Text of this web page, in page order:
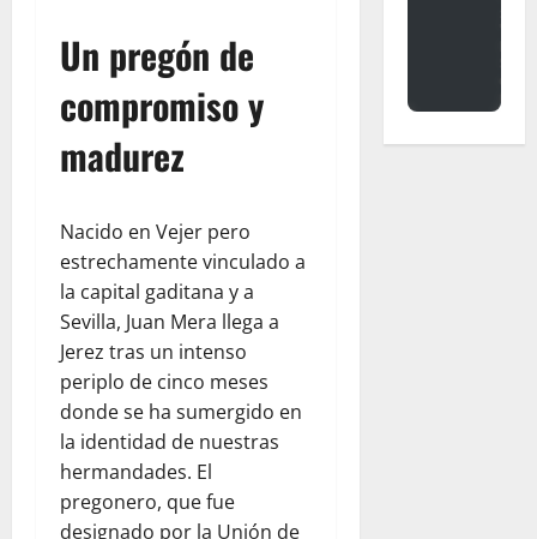
Un pregón de
compromiso y
madurez
Nacido en Vejer pero
estrechamente vinculado a
la capital gaditana y a
Sevilla, Juan Mera llega a
Jerez tras un intenso
periplo de cinco meses
donde se ha sumergido en
la identidad de nuestras
hermandades. El
pregonero, que fue
designado por la Unión de